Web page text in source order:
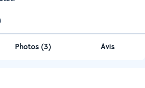
Photos (3) Avis